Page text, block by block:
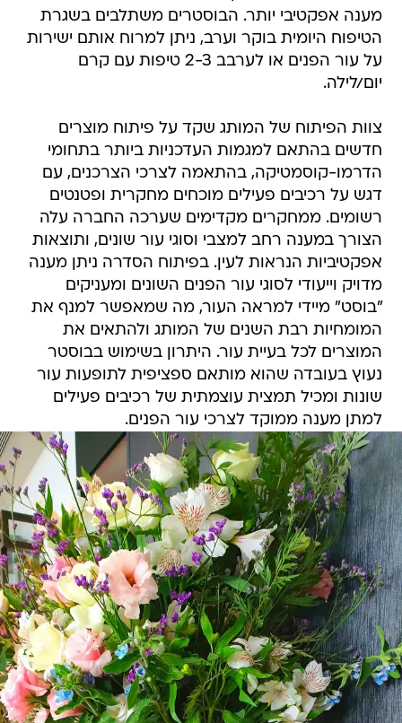
מענה אפקטיבי יותר. הבוסטרים משתלבים בשגרת
הטיפוח היומית בוקר וערב, ניתן למרוח אותם ישירות
על עור הפנים או לערבב 2-3 טיפות עם קרם
יום/לילה.
צוות הפיתוח של המותג שקד על פיתוח מוצרים
חדשים בהתאם למגמות העדכניות ביותר בתחומי
הדרמו-קוסמטיקה, בהתאמה לצרכי הצרכנים, עם
דגש על רכיבים פעילים מוכחים מחקרית ופטנטים
רשומים. ממחקרים מקדימים שערכה החברה עלה
הצורך במענה רחב למצבי וסוגי עור שונים, ותוצאות
אפקטיביות הנראות לעין. בפיתוח הסדרה ניתן מענה
מדויק וייעודי לסוגי עור הפנים השונים ומעניקים
"בוסט" מיידי למראה העור, מה שמאפשר למנף את
המומחיות רבת השנים של המותג ולהתאים את
המוצרים לכל בעיית עור. היתרון בשימוש בבוסטר
נעוץ בעובדה שהוא מותאם ספציפית לתופעות עור
שונות ומכיל תמצית עוצמתית של רכיבים פעילים
למתן מענה ממוקד לצרכי עור הפנים.